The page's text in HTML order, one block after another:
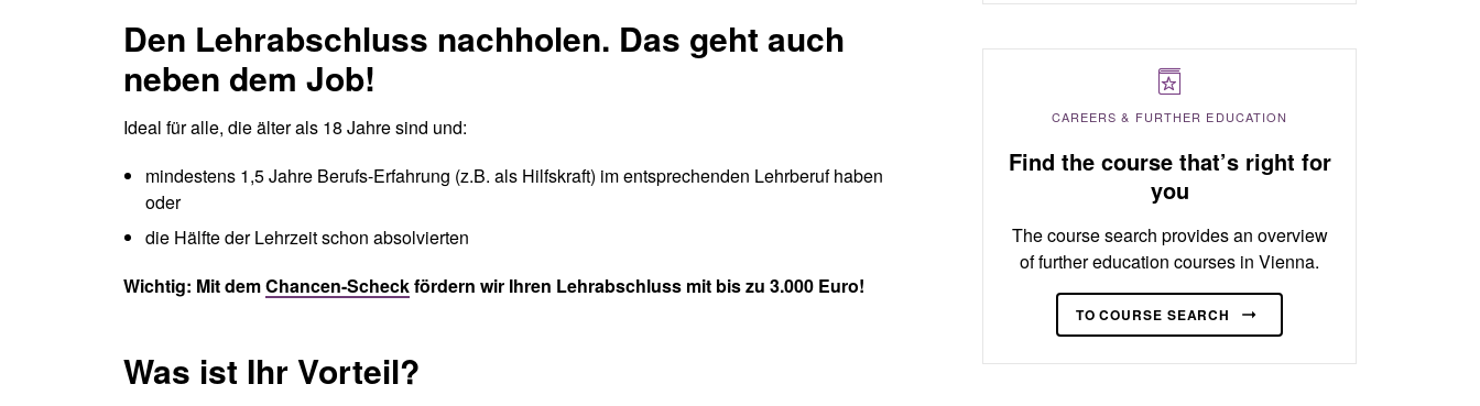
Den Lehrabschluss nachholen. Das geht auch
neben dem Job!
Ideal für alle, die älter als 18 Jahre sind und:
mindestens 1,5 Jahre Berufs-Erfahrung (z.B. als Hilfskraft) im entsprechenden Lehrberuf haben
oder
die Hälfte der Lehrzeit schon absolvierten
Wichtig: Mit demChancen-Scheckfördern wir Ihren Lehrabschluss mit bis zu 3.000 Euro!
Was ist Ihr Vorteil?
CAREERS & FURTHER EDUCATION
Find the course that’s right for
you
The course search provides an overview
of further education courses in Vienna.
TO COURSE SEARCH